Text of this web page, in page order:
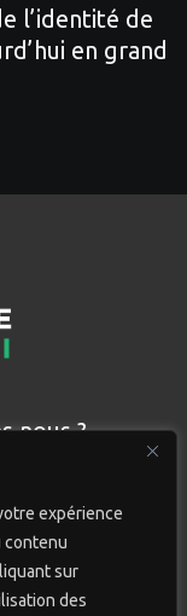
expérience
contenu
sur
des
l’identité de
en grand
nous ?